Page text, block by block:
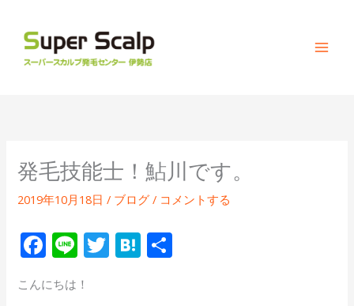
発毛技能士！鮎川です。
2019年10月18日/ ブログ / コメントする
F
e
Li
e
T H
こんにちは！